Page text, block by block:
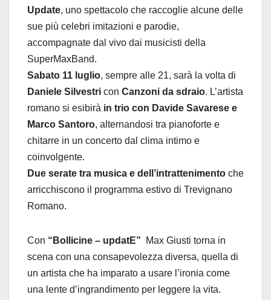
Update, uno spettacolo che raccoglie alcune delle
sue più celebri imitazioni e parodie,
accompagnate dal vivo dai musicisti della
SuperMaxBand.
Sabato 11 luglio, sempre alle 21, sarà la volta di
Daniele Silvestri con Canzoni da sdraio. L’artista
romano si esibirà in trio con Davide Savarese e
Marco Santoro, alternandosi tra pianoforte e
chitarre in un concerto dal clima intimo e
coinvolgente.
Due serate tra musica e dell’intrattenimento che
arricchiscono il programma estivo di Trevignano
Romano.
Con “Bollicine – updatE” Max Giusti torna in
scena con una consapevolezza diversa, quella di
un artista che ha imparato a usare l’ironia come
una lente d’ingrandimento per leggere la vita.